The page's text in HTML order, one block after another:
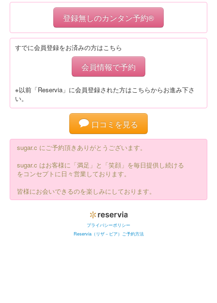
登録無しのカンタン予約®
すでに会員登録をお済みの方はこちら
会員情報で予約
※以前「Reservia」に会員登録された方はこちらからお進み下さ
い。
口コミを見る
sugar.c にご予約頂きありがとうございます。
sugar.c はお客様に「満足」と「笑顔」を毎日提供し続ける
をコンセプトに日々営業しております。
皆様にお会いできるのを楽しみにしております。
プライバシーポリシー
Reservia（リザ－ビア）ご予約方法